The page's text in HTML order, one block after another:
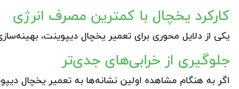
کارکرد یخچال با کمترین مصرف انرژی
یکی از دلایل محوری برای تعمیر یخچال دیپوینت،
جلوگیری از خرابی‌های جدی‌تر
اگر به هنگام مشاهده اولین نشانه‌ها به تعمیر یخچال